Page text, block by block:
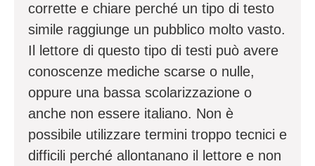
corrette e chiare perché un tipo di testo
simile raggiunge un pubblico molto vasto.
Il lettore di questo tipo di testi può avere
conoscenze mediche scarse o nulle,
oppure una bassa scolarizzazione o
anche non essere italiano. Non è
possibile utilizzare termini troppo tecnici e
difficili perché allontanano il lettore e non